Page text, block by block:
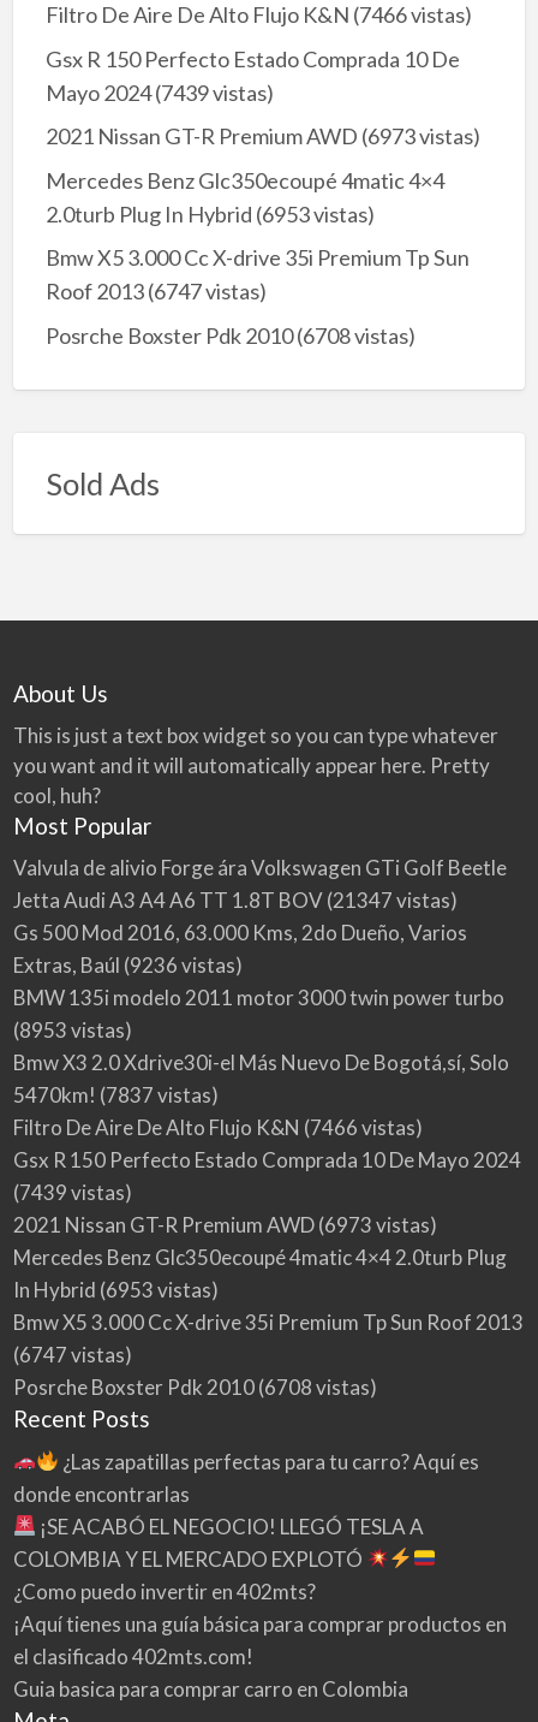
Filtro De Aire De Alto Flujo K&N (7466 vistas)
Gsx R 150 Perfecto Estado Comprada 10 De
Mayo 2024(7439 vistas)
2021 Nissan GT-R Premium AWD (6973 vistas)
Mercedes Benz Glc350ecoupé 4matic 4×4
2.0turb Plug In Hybrid (6953 vistas)
Bmw X5 3.000 Cc X-drive 35i Premium Tp Sun
Roof 2013(6747 vistas)
Posrche Boxster Pdk 2010(6708 vistas)
Sold Ads
About Us
This is just a text box widget so you can type whatever
you want and it will automatically appear here. Pretty
cool, huh?
Most Popular
Valvula de alivio Forge ára Volkswagen GTi Golf Beetle
Jetta Audi A3 A4 A6 TT 1.8T BOV(21347 vistas)
Gs 500 Mod 2016, 63.000 Kms, 2do Dueño, Varios
Extras, Baúl (9236 vistas)
BMW 135i modelo 2011 motor 3000 twin power turbo
(8953 vistas)
Bmw X3 2.0 Xdrive30i-el Más Nuevo De Bogotá,sí, Solo
5470km! (7837 vistas)
Filtro De Aire De Alto Flujo K&N (7466 vistas)
Gsx R 150 Perfecto Estado Comprada 10 De Mayo 2024
(7439 vistas)
2021 Nissan GT-R Premium AWD(6973 vistas)
Mercedes Benz Glc350ecoupé 4matic 4×4 2.0turb Plug
In Hybrid (6953 vistas)
Bmw X5 3.000 Cc X-drive 35i Premium Tp Sun Roof 2013
(6747 vistas)
Posrche Boxster Pdk 2010(6708 vistas)
Recent Posts
¿Las zapatillas perfectas para tu carro? Aquí es
donde encontrarlas
¡SE ACABÓ EL NEGOCIO! LLEGÓ TESLA A
COLOMBIA Y EL MERCADO EXPLOTÓ
¿Como puedo invertir en 402mts?
¡Aquí tienes una guía básica para comprar productos en
el clasificado 402mts.com!
Guia basica para comprar carro en Colombia